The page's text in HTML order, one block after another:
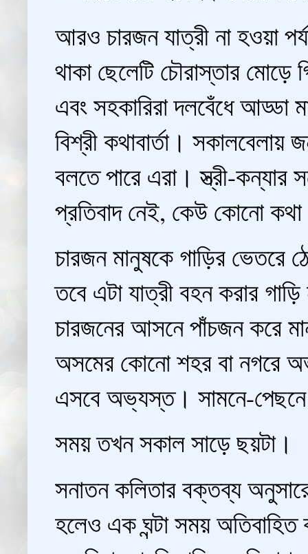
আরও চারজন যাত্রী না হওয়া
থাকা ছেলেটি চৌরাস্তার মোড়ে
এবং সহকারিরা দলবেঁধে আড্ডা
বিশ্রী কথাবার্তা।
বলতে পারে এরা। স্ত্রী-কন্যার
প্রতিবাদ নেই, কেউ কোনো
চারজন মানুষকে গাড়ির ভেতরে
তবে এটা যাত্রী বহন করার
চারজনের আসনে পাঁচজন করে
অসমের কোনো শহর বা নগরে
এসবে অভ্যস্ত। সামনে-পেছনে
সময় তখন সকাল সাড়ে ছয়টা।
সনাতন কলিতার বক্তব্য
হলেও এক ঘন্টা সময়